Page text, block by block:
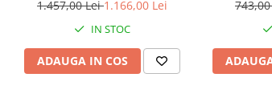
1.457,00 Lei1.166,00 Lei
IN STOC
ADAUGA IN COS